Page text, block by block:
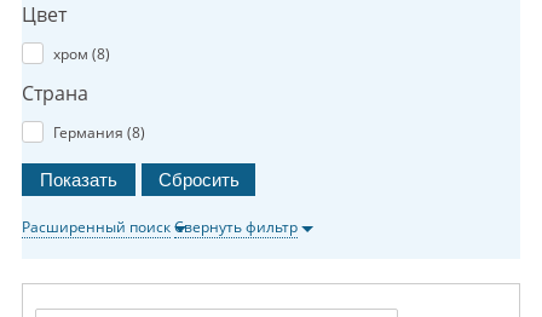
Цвет
хром (8)
Страна
Германия (8)
Расширенный поискСвернуть фильтр